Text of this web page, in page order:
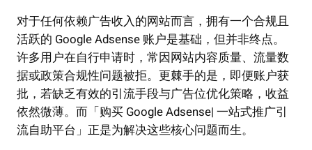
对于任何依赖广告收入的网站而言，拥有一个合规且
活跃的 Google Adsense 账户是基础，但并非终点。
许多用户在自行申请时，常因网站内容质量、流量数
据或政策合规性问题被拒。更棘手的是，即便账户获
批，若缺乏有效的引流手段与广告位优化策略，收益
依然微薄。而「购买 Google Adsense| 一站式推广引
流自助平台」正是为解决这些核心问题而生。